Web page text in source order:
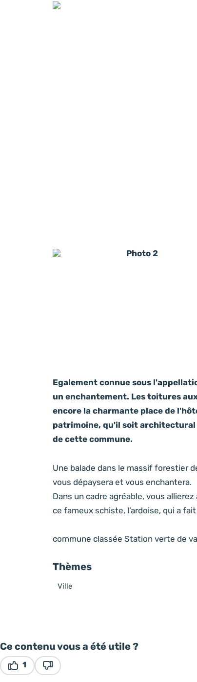
Photo 2
Egalement connue sous
un enchantement. Les toitures
encore la charmante place de
patrimoine, qu'il soit architectural
de cette commune.
Une balade dans le massif forestier
vous dépaysera et vous enchantera.
Dans un cadre agréable, vous
ce fameux schiste, l’ardoise, qui a
commune classée Station verte de
Thèmes
Ville
Ce contenu vous a été utile ?
1